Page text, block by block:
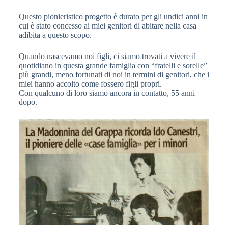
Questo pionieristico progetto è durato per gli undici anni in
cui è stato concesso ai miei genitori di abitare nella casa
adibita a questo scopo.
Quando nascevamo noi figli, ci siamo trovati a vivere il
quotidiano in questa grande famiglia con “fratelli e sorelle”
più grandi, meno fortunati di noi in termini di genitori, che i
miei hanno accolto come fossero figli propri.
Con qualcuno di loro siamo ancora in contatto, 55 anni
dopo.